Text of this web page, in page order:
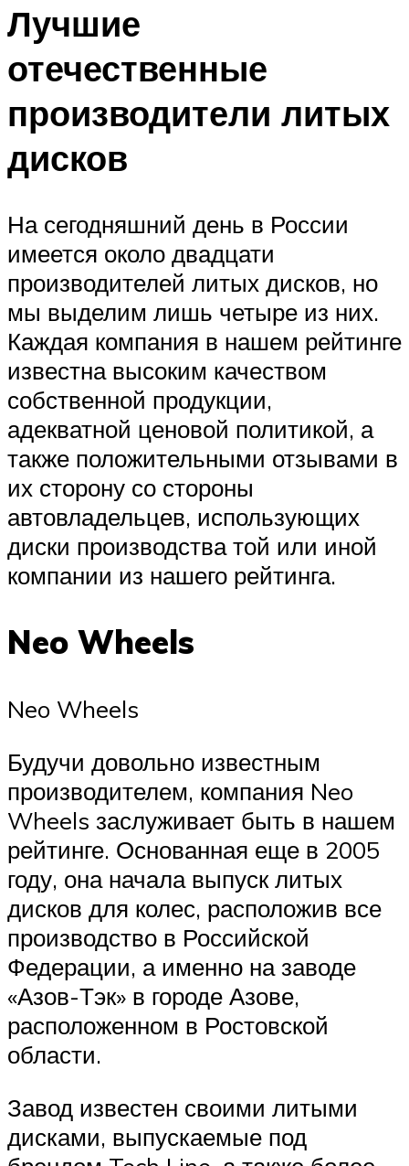
Лучшие
отечественные
производители литых
дисков
На сегодняшний день в России
имеется около двадцати
производителей литых дисков, но
мы выделим лишь четыре из них.
Каждая компания в нашем рейтинге
известна высоким качеством
собственной продукции,
адекватной ценовой политикой, а
также положительными отзывами в
их сторону со стороны
автовладельцев, использующих
диски производства той или иной
компании из нашего рейтинга.
Neo Wheels
Neo Wheels
Будучи довольно известным
производителем, компания Neo
Wheels заслуживает быть в нашем
рейтинге. Основанная еще в 2005
году, она начала выпуск литых
дисков для колес, расположив все
производство в Российской
Федерации, а именно на заводе
«Азов-Тэк» в городе Азове,
расположенном в Ростовской
области.
Завод известен своими литыми
дисками, выпускаемые под